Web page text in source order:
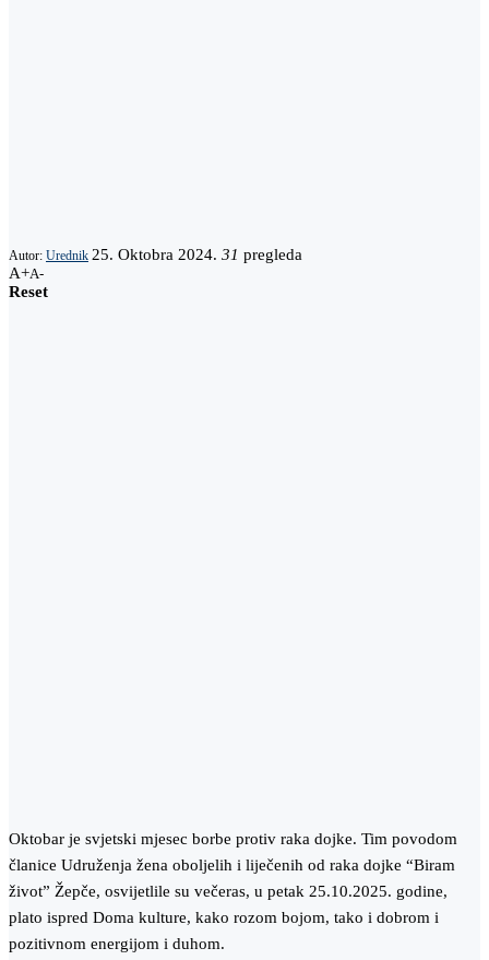
Autor: Urednik 25. Oktobra 2024. 31 pregleda
A+A-
Reset
Oktobar je svjetski mjesec borbe protiv raka dojke. Tim povodom
članice Udruženja žena oboljelih i liječenih od raka dojke “Biram
život” Žepče, osvijetlile su večeras, u petak 25.10.2025. godine,
plato ispred Doma kulture, kako rozom bojom, tako i dobrom i
pozitivnom energijom i duhom.